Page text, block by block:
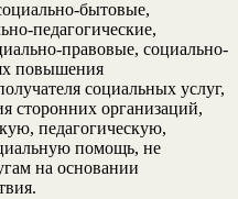
бытовые,
педагогические,
правовые, социально-
повышения
социальных услуг,
сторонних организаций,
педагогическую,
помощь, не
на основании